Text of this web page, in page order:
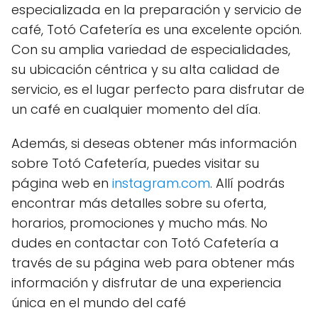
especializada en la preparación y servicio de
café, Totó Cafetería es una excelente opción.
Con su amplia variedad de especialidades,
su ubicación céntrica y su alta calidad de
servicio, es el lugar perfecto para disfrutar de
un café en cualquier momento del día.
Además, si deseas obtener más información
sobre Totó Cafetería, puedes visitar su
página web en instagram.com. Allí podrás
encontrar más detalles sobre su oferta,
horarios, promociones y mucho más. No
dudes en contactar con Totó Cafetería a
través de su página web para obtener más
información y disfrutar de una experiencia
única en el mundo del café